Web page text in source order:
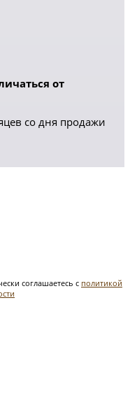
от
со дня продажи
соглашаетесь с политикой